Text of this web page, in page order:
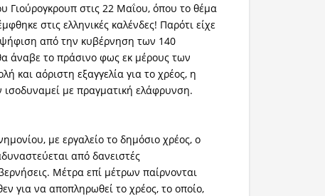
Γιούρογκρουπ στις 22 Μαΐου, όπου το θέμα
στις ελληνικές καλένδες! Παρότι είχε
από την κυβέρνηση των 140
άναβε το πράσινο φως εκ μέρους των
και αόριστη εξαγγελία για το χρέος, η
ισοδυναμεί με πραγματική ελάφρυνση.
με εργαλείο το δημόσιο χρέος, ο
από δανειστές
Μέτρα επί μέτρων παίρνονται
για να αποπληρωθεί το χρέος, το οποίο,